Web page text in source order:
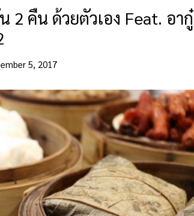
2 คืน ด้วยตัวเอง Feat. อากู๋
5, 2017